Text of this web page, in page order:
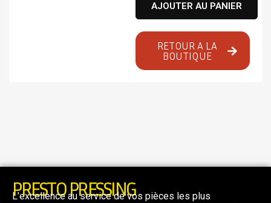
AJOUTER AU PANIER
RETOUR A LA
BOUTIQUE
PRESTO PRESSING
L’excellence au service de vos pièces les plus